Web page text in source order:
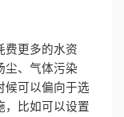
费更多的水资
尘、气体污染
候可以偏向于选
，比如可以设置